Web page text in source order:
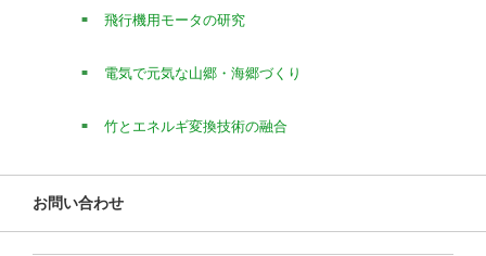
飛行機用モータの研究
電気で元気な山郷・海郷づくり
竹とエネルギ変換技術の融合
お問い合わせ